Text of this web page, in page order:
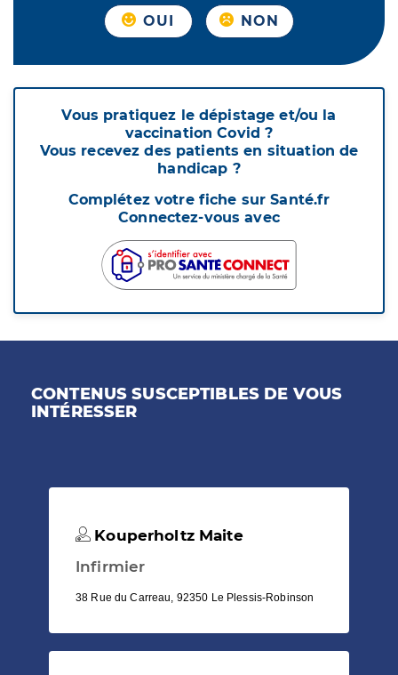
OUI NON
Vous pratiquez le dépistage et/ou la
vaccination Covid ?
Vous recevez des patients en situation de
handicap ?
Complétez votre fiche sur Santé.fr
Connectez-vous avec
CONTENUS SUSCEPTIBLES DE VOUS
INTÉRESSER
Kouperholtz Maite
Infirmier
38 Rue du Carreau, 92350 Le Plessis-Robinson